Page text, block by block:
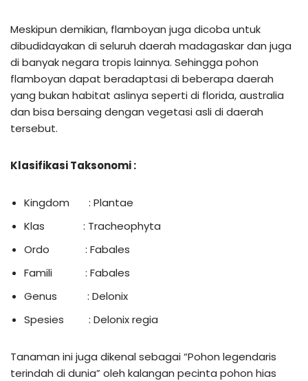
Meskipun demikian, flamboyan juga dicoba untuk
dibudidayakan di seluruh daerah madagaskar dan juga
di banyak negara tropis lainnya. Sehingga pohon
flamboyan dapat beradaptasi di beberapa daerah
yang bukan habitat aslinya seperti di florida, australia
dan bisa bersaing dengan vegetasi asli di daerah
tersebut.
Klasifikasi Taksonomi:
Kingdom : Plantae
Klas : Tracheophyta
Ordo : Fabales
Famili : Fabales
Genus : Delonix
Spesies : Delonix regia
Tanaman ini juga dikenal sebagai “Pohon legendaris
terindah di dunia” oleh kalangan pecinta pohon hias